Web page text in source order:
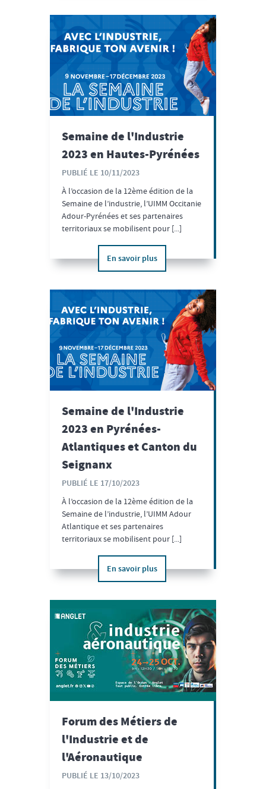
Semaine de l'Industrie
2023 en Hautes-Pyrénées
PUBLIÉ LE 10/11/2023
À l’occasion de la 12ème édition de la
Semaine de l’industrie, l’UIMM Occitanie
Adour-Pyrénées et ses partenaires
territoriaux se mobilisent pour [...]
En savoir plus
Semaine de l'Industrie
2023 en Pyrénées-
Atlantiques et Canton du
Seignanx
PUBLIÉ LE 17/10/2023
À l’occasion de la 12ème édition de la
Semaine de l’industrie, l’UIMM Adour
Atlantique et ses partenaires
territoriaux se mobilisent pour [...]
En savoir plus
Forum des Métiers de
l'Industrie et de
l'Aéronautique
PUBLIÉ LE 13/10/2023